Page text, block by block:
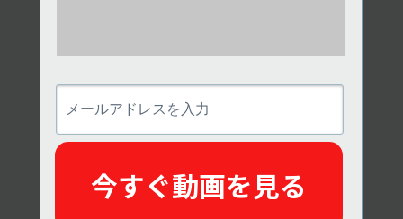
メ
ル
ア
ド
今すぐ動画を見る